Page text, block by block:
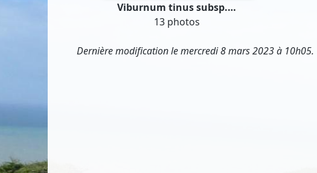
Viburnum tinus subsp.…
13 photos
Dernière modification le mercredi 8 mars 2023 à 10h05.